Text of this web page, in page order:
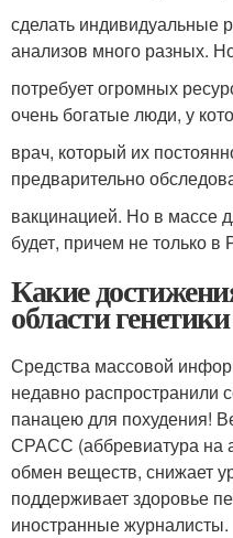
сделать индивидуальные
анализов много разных.
потребует огромных
очень богатые люди, у
врач, который их
предварительно
вакцинацией. Но в массе
будет, причем не только
Какие
области генетики
Средства массовой
недавно
панацею для похудения!
СРАСС (аббревиатура на
обмен веществ, снижает
поддерживает здоровье
иностранные журналисты.